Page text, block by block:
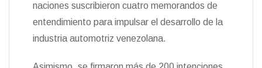
naciones suscribieron cuatro memorandos de
entendimiento para impulsar el desarrollo de la
industria automotriz venezolana.